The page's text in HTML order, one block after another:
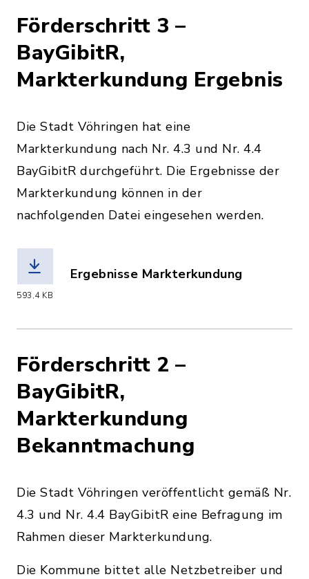
Förderschritt 3 –
BayGibitR,
Markterkundung Ergebnis
Die Stadt Vöhringen hat eine
Markterkundung nach Nr. 4.3 und Nr. 4.4
BayGibitR durchgeführt. Die Ergebnisse der
Markterkundung können in der
nachfolgenden Datei eingesehen werden.
593,4 KB
Ergebnisse Markterkundung
Förderschritt 2 –
BayGibitR,
Markterkundung
Bekanntmachung
Die Stadt Vöhringen veröffentlicht gemäß Nr.
4.3 und Nr. 4.4 BayGibitR eine Befragung im
Rahmen dieser Markterkundung.
Die Kommune bittet alle Netzbetreiber und